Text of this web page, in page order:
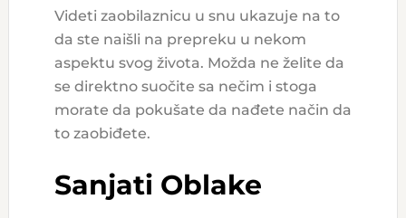
Videti zaobilaznicu u snu ukazuje na to
da ste naišli na prepreku u nekom
aspektu svog života. Možda ne želite da
se direktno suočite sa nečim i stoga
morate da pokušate da nađete način da
to zaobiđete.
Sanjati Oblake